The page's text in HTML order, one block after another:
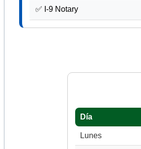
✅ I-9 Notary
Día
Lunes